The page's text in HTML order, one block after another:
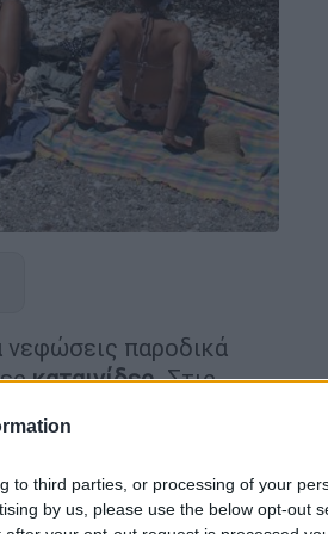
to third parties, or processing of your
by us, please use the below opt-out
νεφώσεις παροδικά
καταιγίδες. Στις
ηπειρωτικά
αυξημένες με
καταιγίδες. Το